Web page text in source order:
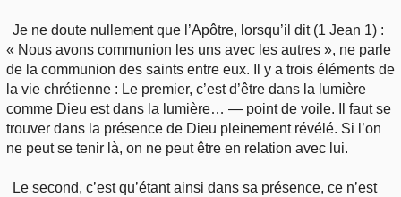
Je ne doute nullement que l’Apôtre, lorsqu’il dit (1 Jean 1) :
« Nous avons communion les uns avec les autres », ne parle
de la communion des saints entre eux. Il y a trois éléments de
la vie chrétienne : Le premier, c’est d’être dans la lumière
comme Dieu est dans la lumière… — point de voile. Il faut se
trouver dans la présence de Dieu pleinement révélé. Si l’on
ne peut se tenir là, on ne peut être en relation avec lui.
Le second, c’est qu’étant ainsi dans sa présence, ce n’est